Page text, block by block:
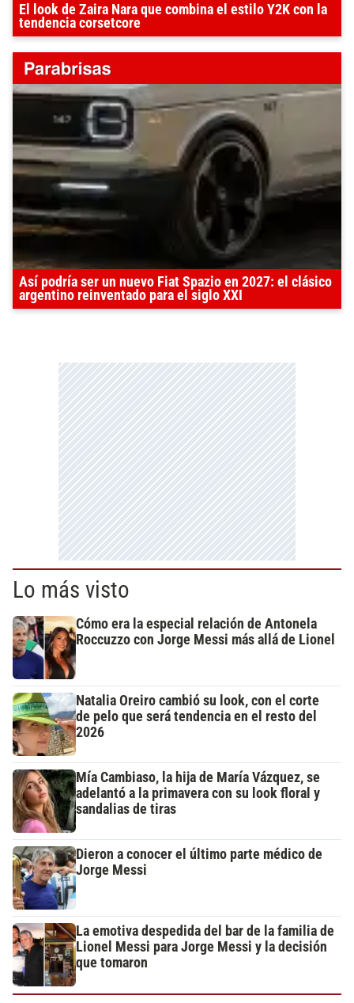
El look de Zaira Nara que combina el estilo Y2K con la
tendencia corsetcore
Así podría ser un nuevo Fiat Spazio en 2027: el clásico
argentino reinventado para el siglo XXI
Lo más visto
Cómo era la especial relación de Antonela
Roccuzzo con Jorge Messi más allá de Lionel
Natalia Oreiro cambió su look, con el corte
de pelo que será tendencia en el resto del
2026
Mía Cambiaso, la hija de María Vázquez, se
adelantó a la primavera con su look floral y
sandalias de tiras
Dieron a conocer el último parte médico de
Jorge Messi
La emotiva despedida del bar de la familia de
Lionel Messi para Jorge Messi y la decisión
que tomaron